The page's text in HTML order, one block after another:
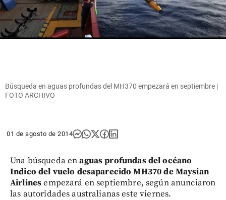
Búsqueda en aguas profundas del MH370 empezará en septiembre |
FOTO ARCHIVO
01 de agosto de 2014
Una búsqueda enaguas profundas del océano
Indico del vuelo desaparecido MH370 de Maysian
Airlinesempezará en septiembre, según anunciaron
las autoridades australianas este viernes.